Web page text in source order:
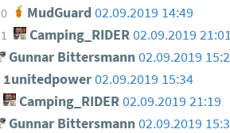
0 MudGuard 02.09.2019 14:49
1 Camping_RIDER02.09.2019
Gunnar Bittersmann 02.09.2019
1unitedpower02.09.2019 15:34
Camping_RIDER02.09.2019 21:19
Gunnar Bittersmann 02.09.2019